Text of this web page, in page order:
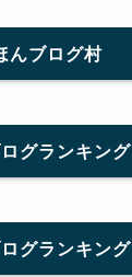
んブログ村
グランキング
グランキング